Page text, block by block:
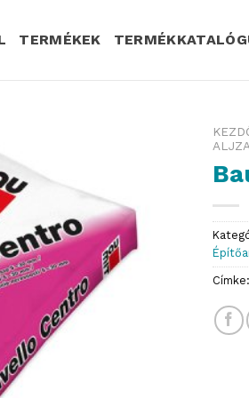
TERMÉKEK
Címke: